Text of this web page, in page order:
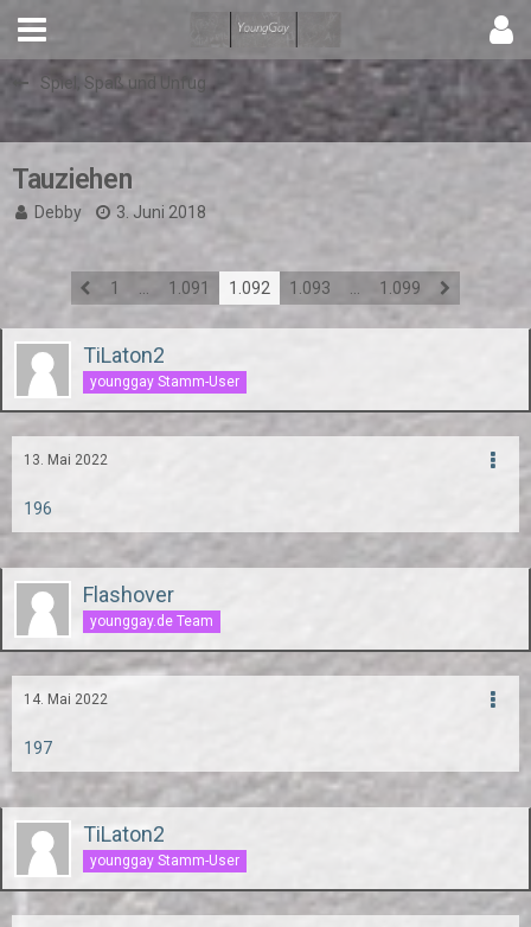
Spiel, Spaß und Unfug
Tauziehen
Debby 3. Juni 2018
1 1.091 1.092 1.093 1.099
TiLaton2
younggay Stamm-User
13. Mai 2022
196
Flashover
younggay.de Team
14. Mai 2022
197
TiLaton2
younggay Stamm-User